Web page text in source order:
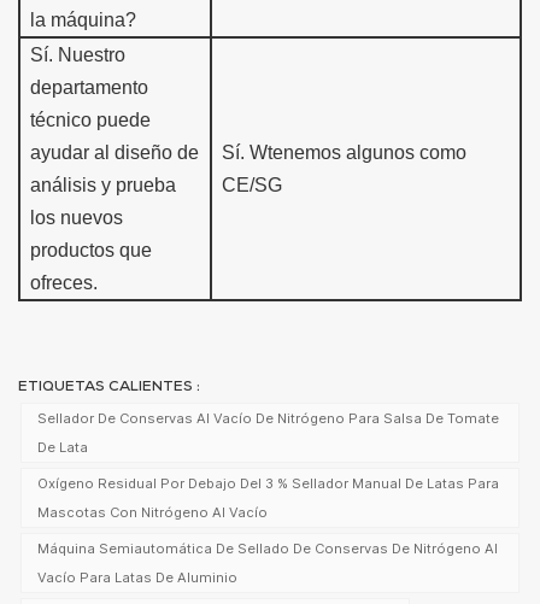
la máquina?
Sí. Nuestro
departamento
técnico puede
ayudar al diseño de
análisis y prueba
los nuevos
productos que
ofreces.
Sí. Wtenemos algunos como
CE/SG
ETIQUETAS CALIENTES :
Sellador De Conservas Al Vacío De Nitrógeno Para Salsa De Tomate
De Lata
Oxígeno Residual Por Debajo Del 3 % Sellador Manual De Latas Para
Mascotas Con Nitrógeno Al Vacío
Máquina Semiautomática De Sellado De Conservas De Nitrógeno Al
Vacío Para Latas De Aluminio